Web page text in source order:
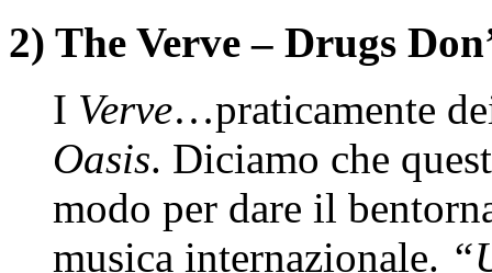
2) The Verve – Drugs
I Verve…praticamente
Oasis. Diciamo che
modo per dare il
musica internazionale.